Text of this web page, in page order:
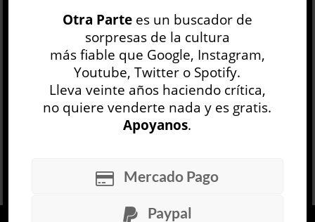
de cien páginas como el que nos ocupa —
incluido originalmente en un libro de cuentos—,
Ernst ...
LEER MÁS
Otra Partees un buscador de
sorpresas de la cultura
más fiable que Google, Instagram,
Youtube, Twitter o Spotify.
Lleva veinte años haciendo crítica,
no quiere venderte nada y es gratis.
Apoyanos.
Mercado Pago
Paypal